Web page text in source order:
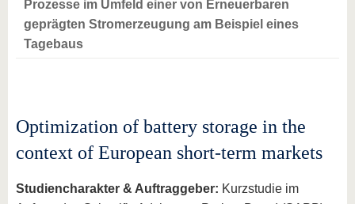
Prozesse im Umfeld einer von Erneuerbaren
geprägten Stromerzeugung am Beispiel eines
Tagebaus
Optimization of battery storage in the
context of European short-term markets
Studiencharakter & Auftraggeber: Kurzstudie im